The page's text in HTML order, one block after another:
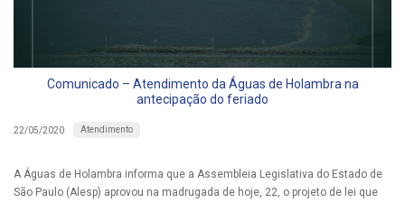
Comunicado – Atendimento da Águas de Holambra na
antecipação do feriado
22/05/2020 Atendimento
A Águas de Holambra informa que a Assembleia Legislativa do Estado de
São Paulo (Alesp) aprovou na madrugada de hoje, 22, o projeto de lei que